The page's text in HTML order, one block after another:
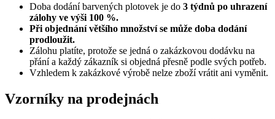
Doba dodání barvených plotovek je do 3 týdnů po uhrazení
zálohy ve výši 100 %.
Při objednání většího množství se může doba dodání
prodloužit.
Zálohu platíte, protože se jedná o zakázkovou dodávku na
přání a každý zákazník si objedná přesně podle svých potřeb.
Vzhledem k zakázkové výrobě nelze zboží vrátit ani vyměnit.
Vzorníky na prodejnách